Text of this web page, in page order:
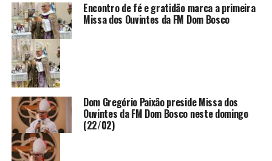
Encontro de fé e gratidão marca a primeira
Missa dos Ouvintes da FM Dom Bosco
Dom Gregório Paixão preside Missa dos
Ouvintes da FM Dom Bosco neste domingo
(22/02)